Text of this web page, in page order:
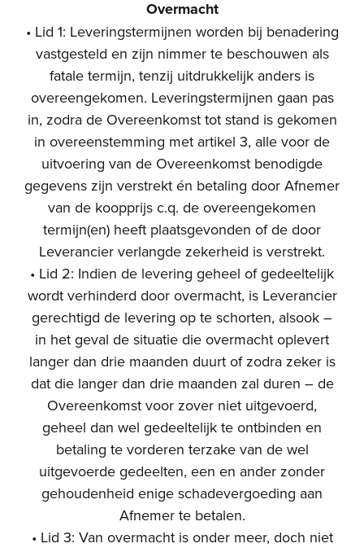
Overmacht
• Lid 1: Leveringstermijnen worden bij benadering
vastgesteld en zijn nimmer te beschouwen als
fatale termijn, tenzij uitdrukkelijk anders is
overeengekomen. Leveringstermijnen gaan pas
in, zodra de Overeenkomst tot stand is gekomen
in overeenstemming met artikel 3, alle voor de
uitvoering van de Overeenkomst benodigde
gegevens zijn verstrekt én betaling door Afnemer
van de koopprijs c.q. de overeengekomen
termijn(en) heeft plaatsgevonden of de door
Leverancier verlangde zekerheid is verstrekt.
• Lid 2: Indien de levering geheel of gedeeltelijk
wordt verhinderd door overmacht, is Leverancier
gerechtigd de levering op te schorten, alsook –
in het geval de situatie die overmacht oplevert
langer dan drie maanden duurt of zodra zeker is
dat die langer dan drie maanden zal duren – de
Overeenkomst voor zover niet uitgevoerd,
geheel dan wel gedeeltelijk te ontbinden en
betaling te vorderen terzake van de wel
uitgevoerde gedeelten, een en ander zonder
gehoudenheid enige schadevergoeding aan
Afnemer te betalen.
• Lid 3: Van overmacht is onder meer, doch niet